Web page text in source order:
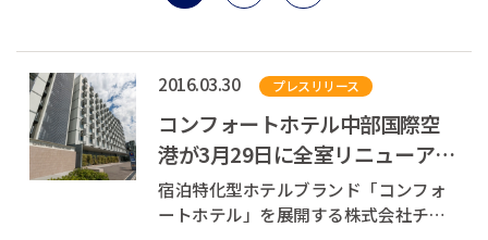
2016.03.30 プレスリリース
コンフォートホテル中部国際空
港が3月29日に全室リニューアル
完了
宿泊特化型ホテルブランド「コンフォ
ートホテル」を展開する株式会社チョ